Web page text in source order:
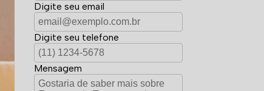
Digite seu email
Digite seu telefone
Mensagem